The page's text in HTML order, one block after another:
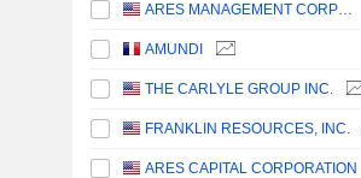
ARES MANAGEMENT CORPORATION
AMUNDI
THE CARLYLE GROUP INC.
FRANKLIN RESOURCES, INC.
ARES CAPITAL CORPORATION